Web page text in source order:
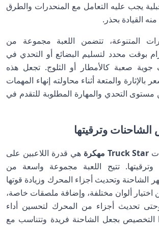
يجب عليه التعامل مع المنحدرات والطرق
القيادة بحذر.
المتنوعة، تتضمن اللعبة مجموعة من
بوقت محدد لتسليم البضائع أو التحدي في
صعبة كالأمطار أو الثلوج. تجعل هذه
بالإثارة والمتعة أثناء محاولته إنهاء المهمات
مستوى التحدي والمهارة المطلوبة للتقدم في
وترقيتها
Truck Star مهكرة
هي قدرة اللاعبين على
تتيح اللعبة مجموعة واسعة من
الشاحنة وتحديث أجزاء المحرك وزيادة قوتها
اختيار ألوان مختلفة، وإضافة ملصقات خاصة،
وحتى تحديث أجزاء من المحرك لتحسين أداء
التخصيص بجعل الشاحنة فريدة وتتناسب مع